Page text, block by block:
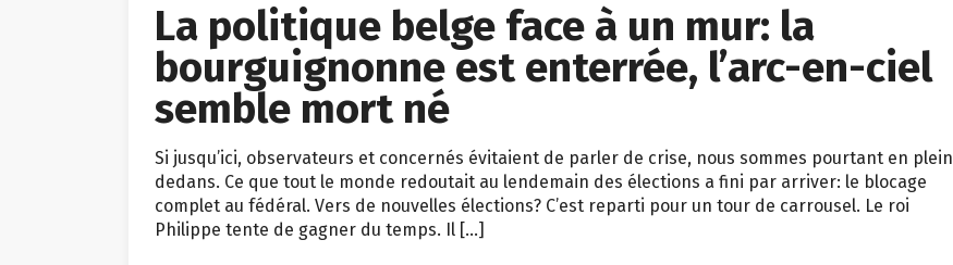
La politique belge face à un mur: la
bourguignonne est enterrée, l’arc-en-ciel
semble mort né
Si jusqu’ici, observateurs et concernés évitaient de parler de crise, nous sommes pourtant en plein
dedans. Ce que tout le monde redoutait au lendemain des élections a fini par arriver: le blocage
complet au fédéral. Vers de nouvelles élections? C’est reparti pour un tour de carrousel. Le roi
Philippe tente de gagner du temps. Il […]